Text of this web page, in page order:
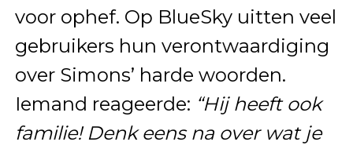
voor ophef. Op BlueSky uitten veel
gebruikers hun verontwaardiging
over Simons’ harde woorden.
Iemand reageerde: “Hij heeft ook
familie! Denk eens na over wat je